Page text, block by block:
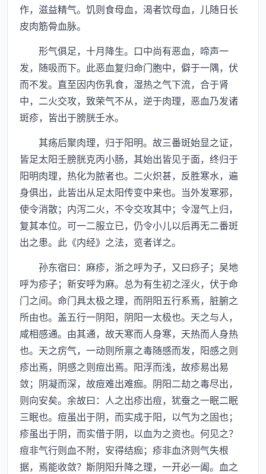
作，滋益精气。饥则食母血，渴者饮母血，儿随日长
皮肉筋骨血脉。
形气俱足，十月降生。口中尚有恶血，啼声一
发，随吸而下。此恶血复归命门胞中，僻于一隅，伏
而不发。直至因内伤乳食，湿热之气下流，合于肾
中，二火交攻，致荣气不从，逆于肉理，恶血乃发诸
斑疹，皆出于膀胱壬水。
其疡后聚肉理，归于阳明。故三番斑始显之证，
皆足太阳壬膀胱克丙小肠，其始出皆见于面，终归于
阳明肉理，热化为脓者也。二火炽甚，反胜寒水，遍
身俱出，此皆出从足太阳传变中来也。当外发寒邪，
使令消散；内泻二火，不令交攻其中；令湿气上归，
复其本位。可一二服立已，仍令小儿以后再无二番斑
出之患。此《内经》之法，览者详之。
孙东宿曰：麻疹，浙之呼为子，又曰痧子；吴地
呼为疹子；新安呼为麻。总为有生初之淫火，伏于命
门之间。命门具太极之理，而阴阳五行系焉，脏腑之
所由也。盖五行一阴阳，阴阳一太极也。天之与人，
咸相感通。由其通，故天寒而人身寒，天热而人身热
也。天之疠气，一动则所禀之毒随感而发，阳感之则
疹出焉，阴感之则痘出焉。阳浮而浅，故疹易出易
敛；阴凝而深，故痘难出难痂。阴阳二劫之毒尽出，
则向安矣。余故曰：人之出疹出痘，犹蚕之一眠二眠
三眠也。痘虽出于阴，而实成于阳，以气为之固也；
疹虽出于阴，而实借于阴，以血为之资也。何见之？
痘非气行则血不附，安得结痂；疹非血济则气失根
据，焉能收敛？斯阴阳升降之理，一开必一阖。血之